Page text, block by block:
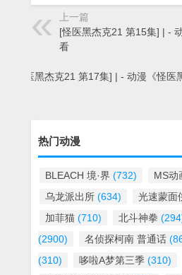
上一篇
[怪医黑杰克21 第15集] | -
看
[怪医黑杰克21 第17集] | - 动漫《怪医
热门动漫
BLEACH 境·界 (732) MS动
乌龙派出所 (634) 光速蒙面
加菲猫 (710) 北斗神拳
(2900)
名侦探柯南 普通话
(310)
哆啦A梦第三季 (310)